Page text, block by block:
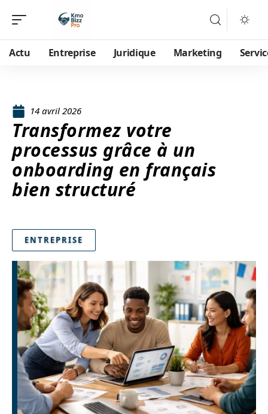
Actu Entreprise Juridique Marketing
14 avril 2026
Transformez votre
processus grâce à un
onboarding en français
bien structuré
ENTREPRISE